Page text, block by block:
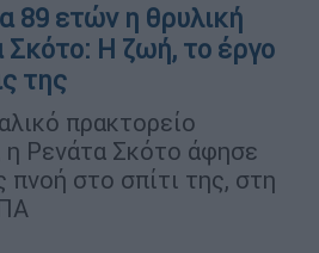
89 ετών η θρυλική
Σκότο: Η ζωή, το έργο
της
πρακτορείο
η Ρενάτα Σκότο άφησε
πνοή στο σπίτι της, στη